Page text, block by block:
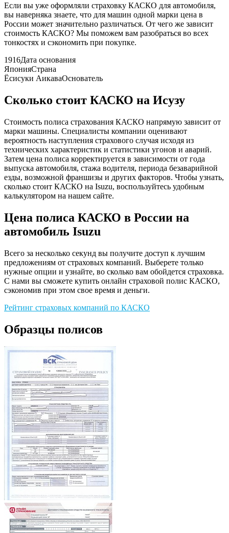
Если вы уже оформляли страховку КАСКО для автомобиля,
вы наверняка знаете, что для машин одной марки цена в
России может значительно различаться. От чего же зависит
стоимость КАСКО? Мы поможем вам разобраться во всех
тонкостях и сэкономить при покупке.
1916Дата основания
ЯпонияСтрана
Ёсисуки АикаваОснователь
Сколько стоит КАСКО на Исузу
Стоимость полиса страхования КАСКО напрямую зависит от
марки машины. Специалисты компании оценивают
вероятность наступления страхового случая исходя из
технических характеристик и статистики угонов и аварий.
Затем цена полиса корректируется в зависимости от года
выпуска автомобиля, стажа водителя, периода безаварийной
езды, возможной франшизы и других факторов. Чтобы узнать,
сколько стоит КАСКО на Isuzu, воспользуйтесь удобным
калькулятором на нашем сайте.
Цена полиса КАСКО в России на
автомобиль Isuzu
Всего за несколько секунд вы получите доступ к лучшим
предложениям от страховых компаний. Выберете только
нужные опции и узнайте, во сколько вам обойдется страховка.
С нами вы сможете купить онлайн страховой полис КАСКО,
сэкономив при этом свое время и деньги.
Рейтинг страховых компаний по КАСКО
Образцы полисов